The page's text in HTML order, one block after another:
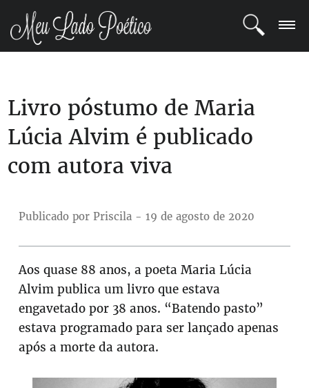
REGISTRO
POETAS
BLOG
Livro póstumo de Maria
Lúcia Alvim é publicado
com autora viva
Publicado por Priscila - 19 de agosto de 2020
Aos quase 88 anos, a poeta Maria Lúcia
Alvim publica um livro que estava
engavetado por 38 anos. “Batendo pasto”
estava programado para ser lançado apenas
após a morte da autora.